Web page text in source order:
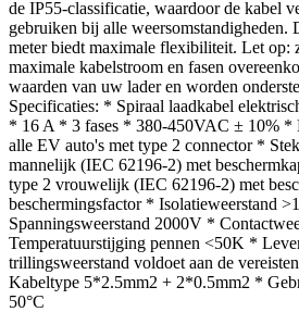
de IP55-classificatie, waardoor de kabel
gebruiken bij alle weersomstandigheden.
meter biedt maximale flexibiliteit. Let op:
maximale kabelstroom en fasen
waarden van uw lader en worden
Specificaties: * Spiraal laadkabel
* 16 A * 3 fases * 380-450VAC ± 10% *
alle EV auto's met type 2 connector *
mannelijk (IEC 62196-2) met
type 2 vrouwelijk (IEC 62196-2) met
beschermingsfactor * Isolatieweerstand
Spanningsweerstand 2000V *
Temperatuurstijging pennen <50K *
trillingsweerstand voldoet aan de
Kabeltype 5*2.5mm2 + 2*0.5mm2 *
50°C